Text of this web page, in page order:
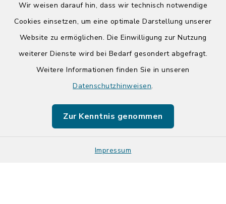
Wir weisen darauf hin, dass wir technisch notwendige
Cookies einsetzen, um eine optimale Darstellung unserer
Website zu ermöglichen. Die Einwilligung zur Nutzung
weiterer Dienste wird bei Bedarf gesondert abgefragt.
Weitere Informationen finden Sie in unseren
Datenschutzhinweisen.
Zur Kenntnis genommen
Impressum
Barrierefreiheit
Impressum
Sitemap